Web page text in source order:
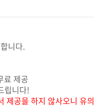
니다.
료 제공
립니다!
제공을 하지 않사오니 유